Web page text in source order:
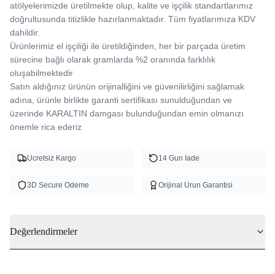
atölyelerimizde üretilmekte olup, kalite ve işçilik standartlarımız
doğrultusunda titizlikle hazırlanmaktadır. Tüm fiyatlarımıza KDV
dahildir.
Ürünlerimiz el işçiliği ile üretildiğinden, her bir parçada üretim
sürecine bağlı olarak gramlarda %2 oranında farklılık
oluşabilmektedir
Satın aldığınız ürünün orijinalliğini ve güvenilirliğini sağlamak
adına, ürünle birlikte garanti sertifikası sunulduğundan ve
üzerinde KARALTIN damgası bulunduğundan emin olmanızı
önemle rica ederiz
Ucretsiz Kargo 14 Gun Iade
3D Secure Odeme Orijinal Urun Garantisi
Değerlendirmeler